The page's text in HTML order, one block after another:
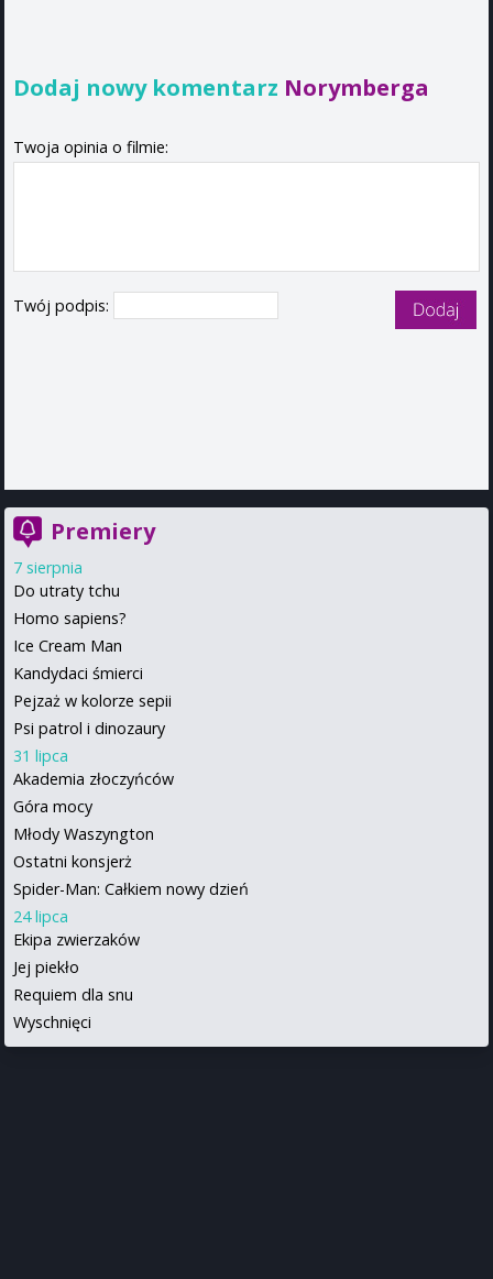
Dodaj nowy komentarz Norymberga
Twoja opinia o filmie:
Twój podpis:
Premiery
7 sierpnia
Do utraty tchu
Homo sapiens?
Ice Cream Man
Kandydaci śmierci
Pejzaż w kolorze sepii
Psi patrol i dinozaury
31 lipca
Akademia złoczyńców
Góra mocy
Młody Waszyngton
Ostatni konsjerż
Spider-Man: Całkiem nowy dzień
24 lipca
Ekipa zwierzaków
Jej piekło
Requiem dla snu
Wyschnięci